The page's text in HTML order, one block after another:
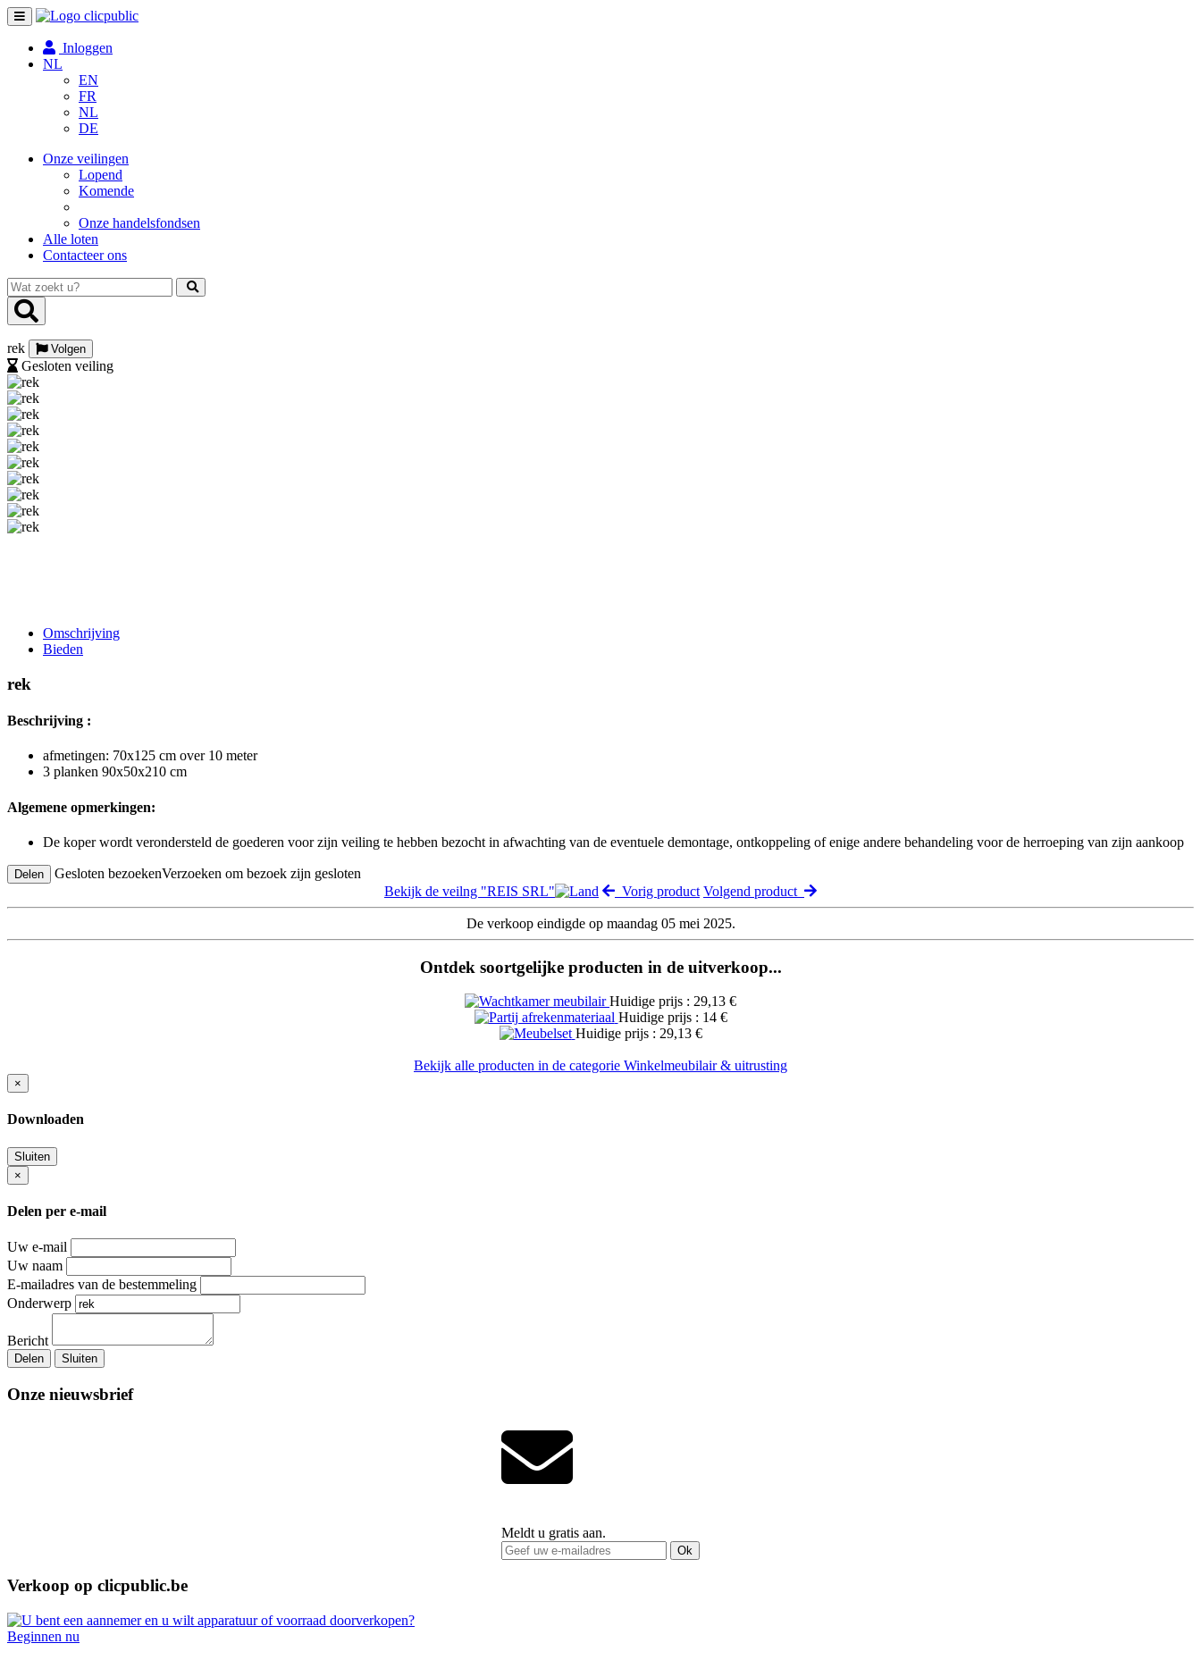
Toggle
navigation
Inloggen
NL
EN
FR
NL
DE
Onze veilingen
Lopend
Komende
Onze handelsfondsen
Alle loten
Contacteer ons
Wat
zoekt
u?
rek Volgen
Gesloten veiling
Omschrijving
Bieden
rek
Beschrijving :
afmetingen: 70x125 cm over 10 meter
3 planken 90x50x210 cm
Algemene opmerkingen:
De koper wordt verondersteld de goederen voor zijn veiling te hebben bezocht in afwachting van de eventuele demontage, ontkoppeling of enige andere behandeling voor de herroeping van zijn aankoop
Delen Gesloten bezoekenVerzoeken om bezoek zijn gesloten
Bekijk de veilng "REIS SRL"
Vorig product Volgend product
De verkoop eindigde op maandag 05 mei 2025.
Ontdek soortgelijke producten in de uitverkoop...
Huidige prijs : 29,13 €
Huidige prijs : 14 €
Huidige prijs : 29,13 €
Bekijk alle producten in de categorie Winkelmeubilair & uitrusting
×
Downloaden
Sluiten
×
Delen per e-mail
Uw e-mail
Uw naam
E-mailadres van de bestemmeling
Onderwerp
Bericht
Delen Sluiten
Onze nieuwsbrief
Meldt u gratis aan.
Ok
Verkoop op clicpublic.be
Beginnen nu